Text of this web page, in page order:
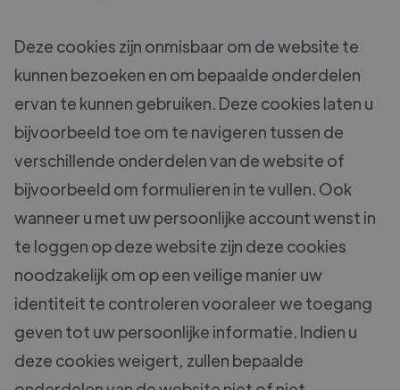
Deze cookies zijn onmisbaar om de website te
kunnen bezoeken en om bepaalde onderdelen
ervan te kunnen gebruiken. Deze cookies laten u
bijvoorbeeld toe om te navigeren tussen de
verschillende onderdelen van de website of
bijvoorbeeld om formulieren in te vullen. Ook
wanneer u met uw persoonlijke account wenst in
te loggen op deze website zijn deze cookies
noodzakelijk om op een veilige manier uw
identiteit te controleren vooraleer we toegang
geven tot uw persoonlijke informatie. Indien u
deze cookies weigert, zullen bepaalde